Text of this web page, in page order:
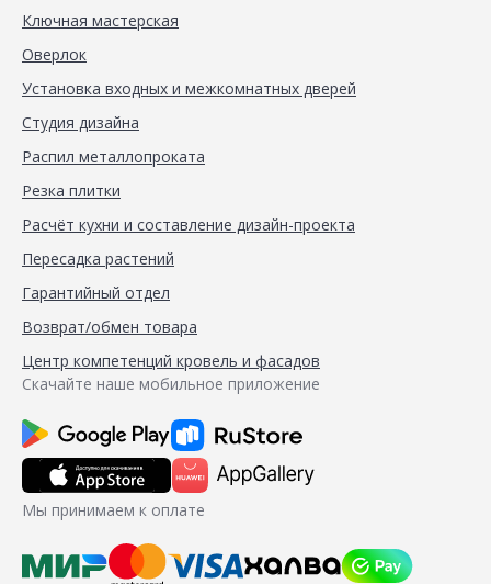
Ключная мастерская
Оверлок
Установка входных и межкомнатных дверей
Студия дизайна
Распил металлопроката
Резка плитки
Расчёт кухни и составление дизайн-проекта
Пересадка растений
Гарантийный отдел
Возврат/обмен товара
Центр компетенций кровель и фасадов
Скачайте наше мобильное приложение
Мы принимаем к оплате